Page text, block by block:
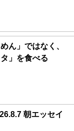
ん」ではなく、
」を食べる
朝エッセイ